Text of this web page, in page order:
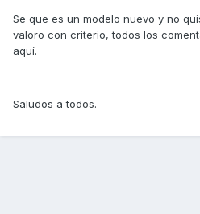
Se que es un modelo nuevo y no
valoro con criterio, todos los
aquí.
Saludos a todos.